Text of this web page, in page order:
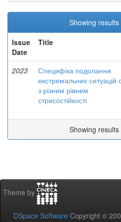
Showing results
Issue
Date
Title
2023
Специфіка подолання
екстремальних ситуацій
з різним рівнем
стресостійкості
Showing results
Theme by
DSpace Software Copyright ©